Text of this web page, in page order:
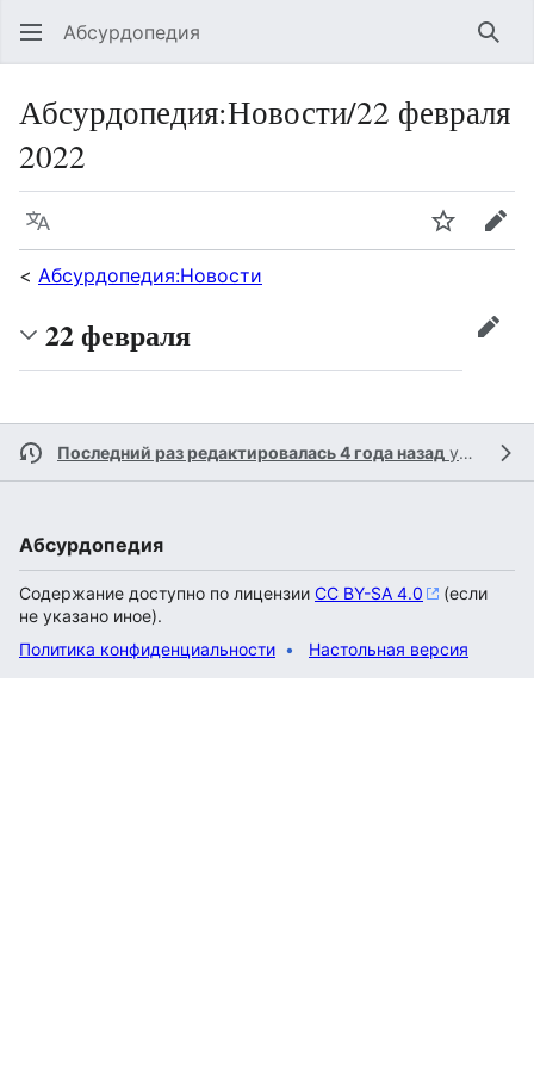
Абсурдопедия
Абсурдопедия:Новости/22 февраля
2022
Язык
< Абсурдопедия:Новости
22 февраля
Последний раз редактировалась 4 года назад участником
Абсурдопедия
Содержание доступно по лицензии CC BY-SA 4.0
(если
не указано иное).
Политика конфиденциальности
Настольная версия